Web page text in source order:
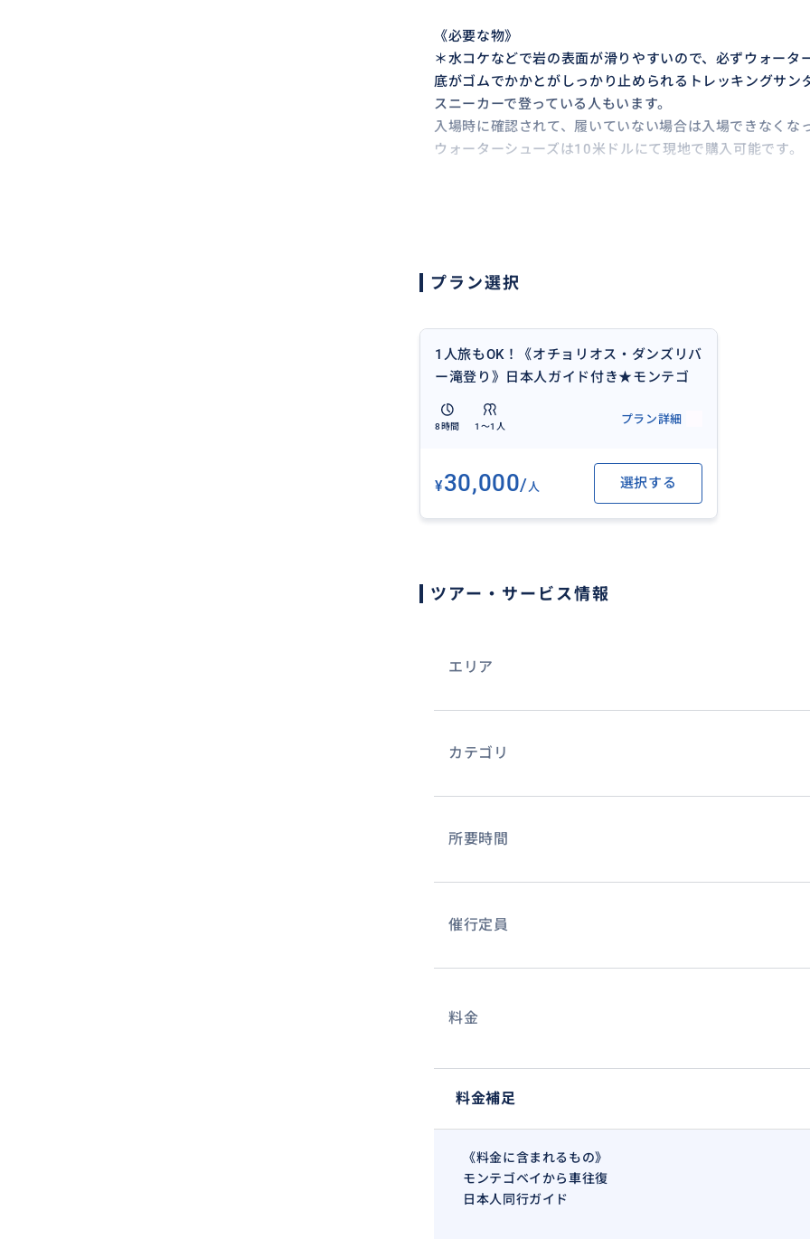
《必要な物》
＊水コケなどで岩の表面が滑りやすいので、必ずウォータ
底がゴムでかかとがしっかり止められるトレッキングサン
スニーカーで登っている人もいます。
入場時に確認されて、履いていない場合は入場できなくな
ウォーターシューズは10米ドルにて現地で購入可能です。
ーではぐれないようにする目的と思います。
流れの場所を先頭のガイドが選んで登っています。
なかなか激しい流れも場所も多々あり、自分の好きなコー
プライベートツアーですので、何度でも時間が許す限りリ
日本人ガイドが同行しますので、滝登りの姿を川下や川上
滝登りの後、オチョリオスの街を経由して、食事（実費）
マーリーコーヒー・ブランドのブルーマウンテン・コーヒ
食事はオチョリオス周辺でお好きな場所へご案内いたしま
＊オチョリオス ジャークセンター
モンテゴベイ～オチョリオス 滝登りは
車で片道2時間弱です。
（ウォーターシューズ購入される方はここで購入可）
プラン選択
1人旅もOK！《オチョリオス・ダンズリバ
ー滝登り》日本人ガイド付き★モンテゴ
ベイ発★ジャマイカ最大の天然ウォータ
ーアクティビティー★大人気ツアー！
8時間 1〜1人
プラン詳細
¥30,000/人 選択する
ツアー・サービス情報
エリア
カテゴリ
所要時間
催行定員
料金
料金補足
《料金に含まれるもの》
モンテゴベイから車往復
日本人同行ガイド